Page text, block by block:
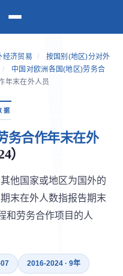
经济贸易 /
按国别(地区)分对外
/
中国对欧洲各国(地区)劳务合
年末在外人员
据
务合作年末在外
）
他国家或地区为国外的
末在外人数指报告期末
和劳务合作项目的人
2016-2024 · 9年